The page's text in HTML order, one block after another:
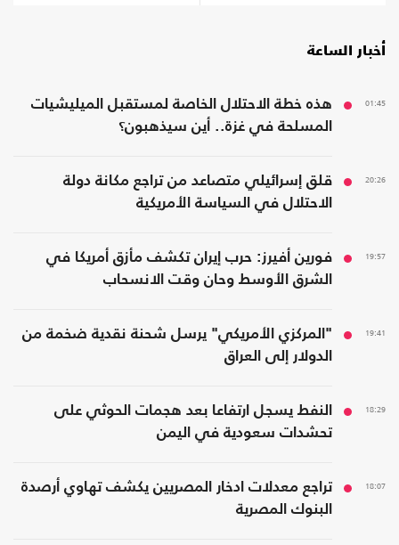
أخبار الساعة
01:45
هذه خطة الاحتلال الخاصة لمستقبل الميليشيات
المسلحة في غزة.. أين سيذهبون؟
20:26
قلق إسرائيلي متصاعد من تراجع مكانة دولة
الاحتلال في السياسة الأمريكية
19:57
فورين أفيرز: حرب إيران تكشف مأزق أمريكا في
الشرق الأوسط وحان وقت الانسحاب
19:41
"المركزي الأمريكي" يرسل شحنة نقدية ضخمة من
الدولار إلى العراق
18:29
النفط يسجل ارتفاعا بعد هجمات الحوثي على
تحشدات سعودية في اليمن
18:07
تراجع معدلات ادخار المصريين يكشف تهاوي أرصدة
البنوك المصرية